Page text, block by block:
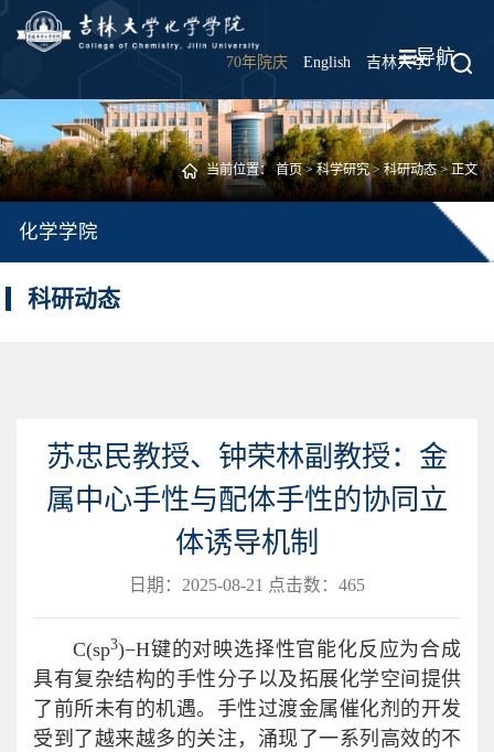
70年院庆 English 吉林大学 |
导航
当前位置：首页>科学研究>科研动态> 正文
化学学院
科研动态
苏忠民教授、钟荣林副教授：金
属中心手性与配体手性的协同立
体诱导机制
日期：2025-08-21 点击数： 465
C(sp3)−H键的对映选择性官能化反应为合成
具有复杂结构的手性分子以及拓展化学空间提供
了前所未有的机遇。手性过渡金属催化剂的开发
受到了越来越多的关注，涌现了一系列高效的不